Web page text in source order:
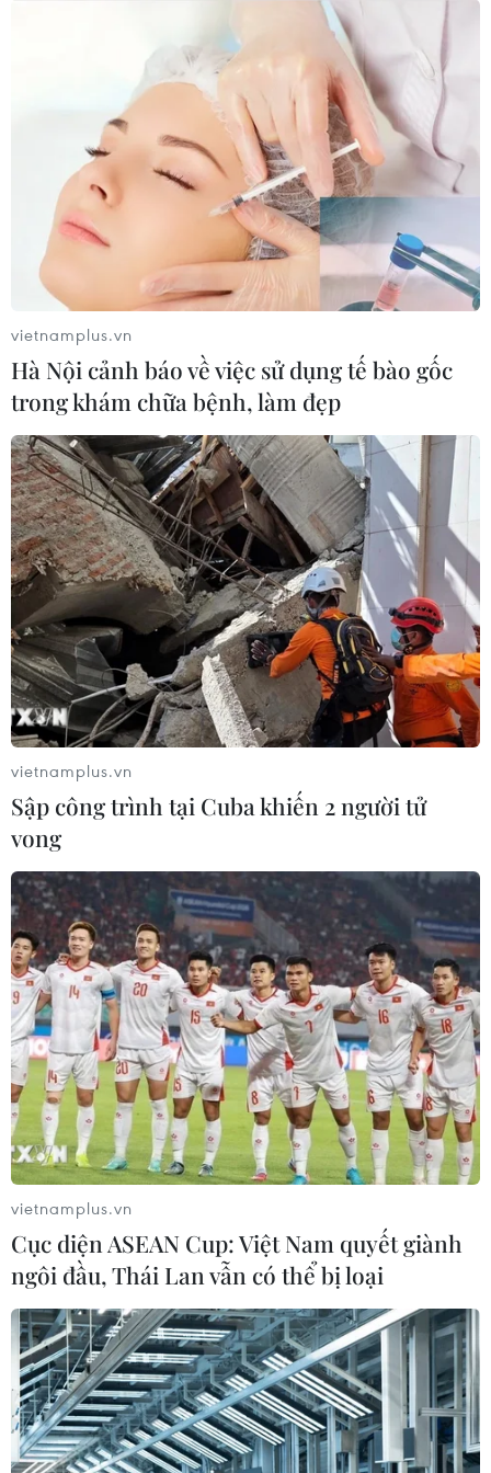
TIN CÙNG CHUYÊN MỤC
Meta bồi thường gần 600 triệu USD
vì gây tổn hại sức khỏe tâm thần trẻ
em
07/08/2026 04:28
vietnamplus.vn
Hà Nội cảnh báo về việc sử dụng tế bào gốc
trong khám chữa bệnh, làm đẹp
vietnamplus.vn
Sập công trình tại Cuba khiến 2 người tử
vong
vietnamplus.vn
Cục diện ASEAN Cup: Việt Nam quyết giành
ngôi đầu, Thái Lan vẫn có thể bị loại